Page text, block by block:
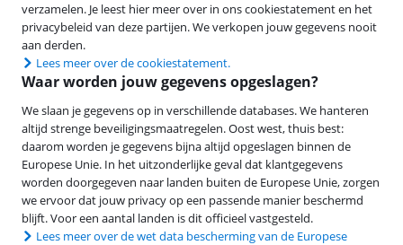
verzamelen. Je leest hier meer over in ons cookiestatement en het
privacybeleid van deze partijen. We verkopen jouw gegevens nooit
aan derden.
Lees meer over de cookiestatement.
Waar worden jouw gegevens opgeslagen?
We slaan je gegevens op in verschillende databases. We hanteren
altijd strenge beveiligingsmaatregelen. Oost west, thuis best:
daarom worden je gegevens bijna altijd opgeslagen binnen de
Europese Unie. In het uitzonderlijke geval dat klantgegevens
worden doorgegeven naar landen buiten de Europese Unie, zorgen
we ervoor dat jouw privacy op een passende manier beschermd
blijft. Voor een aantal landen is dit officieel vastgesteld.
Lees meer over de wet data bescherming van de Europese